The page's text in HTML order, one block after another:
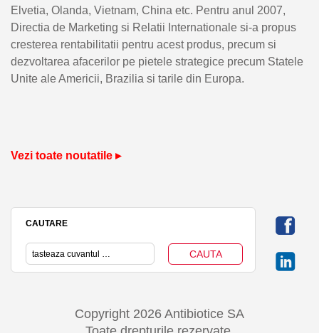
Elvetia, Olanda, Vietnam, China etc. Pentru anul 2007,
Directia de Marketing si Relatii Internationale si-a propus
cresterea rentabilitatii pentru acest produs, precum si
dezvoltarea afacerilor pe pietele strategice precum Statele
Unite ale Americii, Brazilia si tarile din Europa.
Vezi toate noutatile ▸
CAUTARE
Copyright 2026 Antibiotice SA